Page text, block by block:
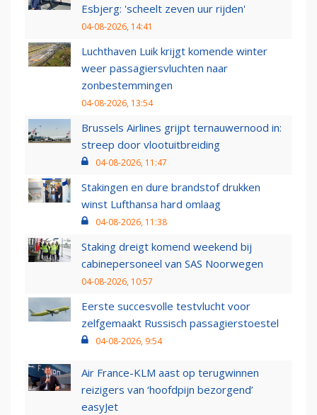
Esbjerg: 'scheelt zeven uur rijden'
04-08-2026, 14:41
Luchthaven Luik krijgt komende winter
weer passagiersvluchten naar
zonbestemmingen
04-08-2026, 13:54
Brussels Airlines grijpt ternauwernood in:
streep door vlootuitbreiding
04-08-2026, 11:47
Stakingen en dure brandstof drukken
winst Lufthansa hard omlaag
04-08-2026, 11:38
Staking dreigt komend weekend bij
cabinepersoneel van SAS Noorwegen
04-08-2026, 10:57
Eerste succesvolle testvlucht voor
zelfgemaakt Russisch passagierstoestel
04-08-2026, 9:54
Air France-KLM aast op terugwinnen
reizigers van ‘hoofdpijn bezorgend’
easyJet